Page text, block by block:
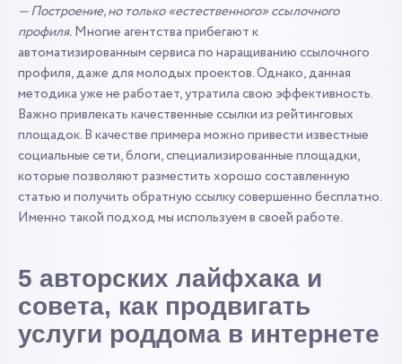
— Построение, но только «естественного» ссылочного
профиля.Многие агентства прибегают к
автоматизированным сервиса по наращиванию ссылочного
профиля, даже для молодых проектов. Однако, данная
методика уже не работает, утратила свою эффективность.
Важно привлекать качественные ссылки из рейтинговых
площадок. В качестве примера можно привести известные
социальные сети, блоги, специализированные площадки,
которые позволяют разместить хорошо составленную
статью и получить обратную ссылку совершенно бесплатно.
Именно такой подход мы используем в своей работе.
5 авторских лайфхака и
совета, как продвигать
услуги роддома в интернете